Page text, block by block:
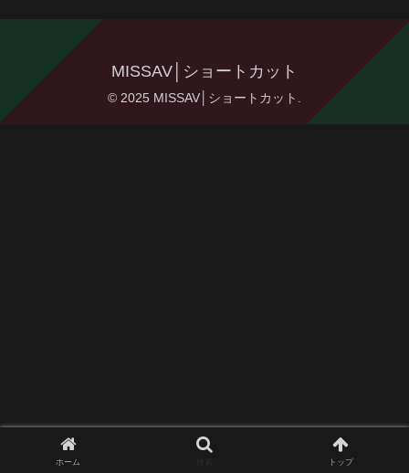
MISSAV│ショートカット
© 2025 MISSAV│ショートカット.
ホーム トップ